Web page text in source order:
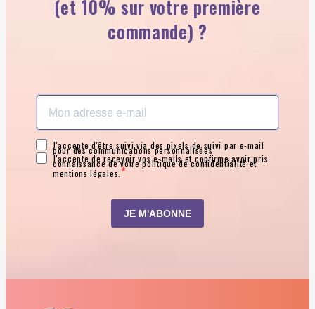
(et 10% sur votre première
commande) ?